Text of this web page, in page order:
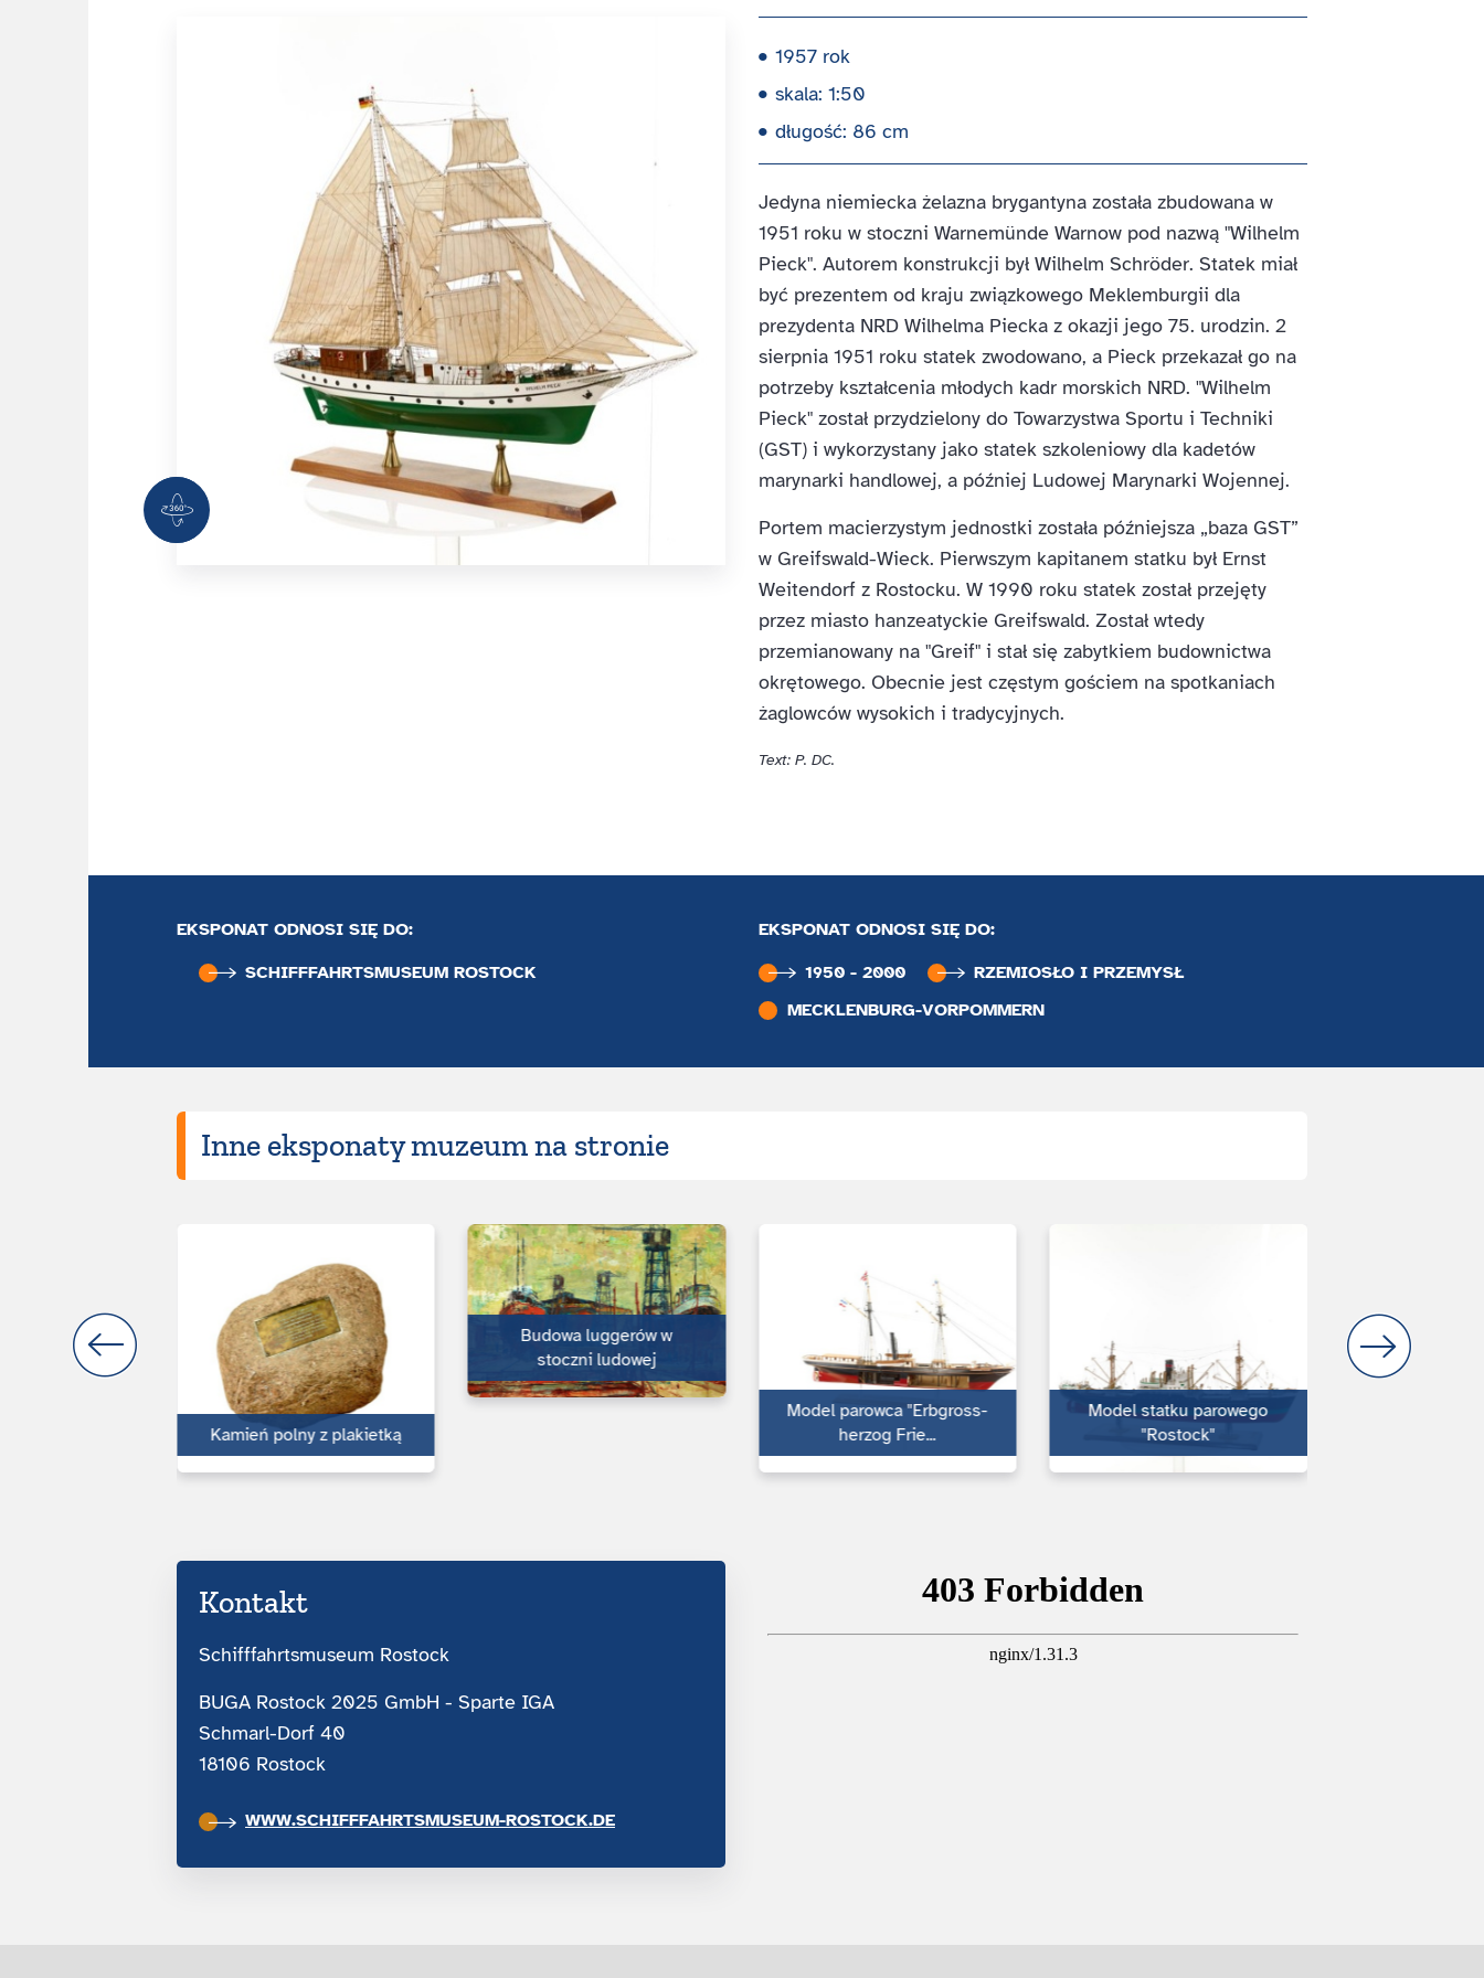
360 Grad Ansicht
1957 rok
skala: 1:50
długość: 86 cm
Jedyna niemiecka żelazna brygantyna została zbudowana w
1951 roku w stoczni Warnemünde Warnow pod nazwą "Wilhelm
Pieck". Autorem konstrukcji był Wilhelm Schröder. Statek miał
być prezentem od kraju związkowego Meklemburgii dla
prezydenta NRD Wilhelma Piecka z okazji jego 75. urodzin. 2
sierpnia 1951 roku statek zwodowano, a Pieck przekazał go na
potrzeby kształcenia młodych kadr morskich NRD. "Wilhelm
Pieck" został przydzielony do Towarzystwa Sportu i Techniki
(GST) i wykorzystany jako statek szkoleniowy dla kadetów
marynarki handlowej, a później Ludowej Marynarki Wojennej.
Portem macierzystym jednostki została późniejsza „baza GST”
w Greifswald-Wieck. Pierwszym kapitanem statku był Ernst
Weitendorf z Rostocku. W 1990 roku statek został przejęty
przez miasto hanzeatyckie Greifswald. Został wtedy
przemianowany na "Greif" i stał się zabytkiem budownictwa
okrętowego. Obecnie jest częstym gościem na spotkaniach
żaglowców wysokich i tradycyjnych.
Text: P. DC.
EKSPONAT ODNOSI SIĘ DO:
SCHIFFFAHRTS­MUSEUM ROSTOCK
EKSPONAT ODNOSI SIĘ DO:
1950 - 2000
RZEMIOSŁO I PRZEMYSŁ
MECKLENBURG-VORPOMMERN
Inne eksponaty muzeum na stronie
Kamień polny z plakietką
Budowa luggerów w
stoczni ludowej
Model parowca "Erb­gross­
her­zog Frie...
Model statku parowego
"Rostock"
Kontakt
Schifffahrtsmuseum Rostock
BUGA Rostock 2025 GmbH - Sparte IGA
Schmarl-Dorf 40
18106 Rostock
WWW.SCHIFFFAHRTSMUSEUM-ROSTOCK.DE